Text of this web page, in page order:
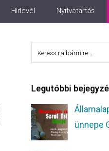
Hírlevél Nyitvatartás
Legutóbbi
ünnepe